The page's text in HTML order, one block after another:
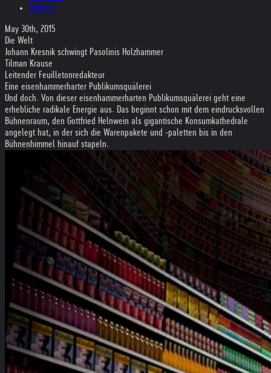
Internet
May 30th, 2015
Die Welt
Johann Kresnik schwingt Pasolinis Holzhammer
Tilman Krause
Leitender Feuilletonredakteur
Eine eisenhammerharter Publikumsquälerei
Und doch. Von dieser eisenhammerharten Publikumsquälerei geht eine
erhebliche radikale Energie aus. Das beginnt schon mit dem eindrucksvollen
Bühnenraum, den Gottfried Helnwein als gigantische Konsumkathedrale
angelegt hat, in der sich die Warenpakete und -paletten bis in den
Bühnenhimmel hinauf stapeln.